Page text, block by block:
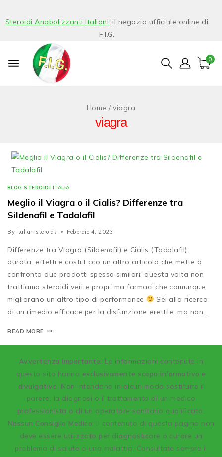
Steroidi Anabolizzanti Italiani: il negozio ufficiale online di
F.I.G.
0
Home / viagra
viagra
BLOG STEROIDI ITALIA
Meglio il Viagra o il Cialis? Differenze tra
Sildenafil e Tadalafil
By Italian steroids Febbraio 4, 2023
Differenze tra Viagra (Sildenafil) e Cialis (Tadalafil):
durata, effetti e costi Ecco un altro articolo che mette a
confronto due prodotti spesso similari: questa volta non
trattiamo steroidi veri e propri ma farmaci che comunque
migliorano un altro tipo di performance
Sei alla ricerca
di un rimedio efficace per la disfunzione erettile, ma non…
READ MORE
Avvertenza Importante: Le informazioni contenute in
questo sito hanno esclusivamente scopo informativo e
divulgativo. Non intendono in alcun modo sostituire il
parere, la diagnosi o il trattamento di un medico
professionista o di un operatore sanitario qualificato.
Nessun Consiglio Medico: Il contenuto di questa pagina non
deve essere utilizzato per diagnosticare o curare un
problema di salute o una malattia. Consultate sempre il